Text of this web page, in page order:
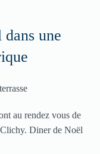
une
au rendez vous de
Diner de Noël